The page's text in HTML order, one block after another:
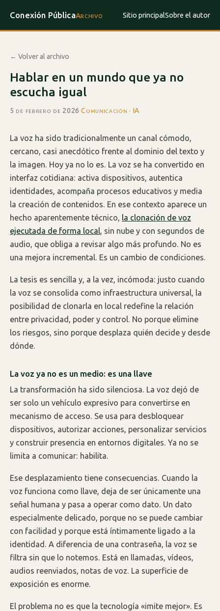
Conexión PúblicaArchivo Sitio principalSobre el autor
← Volver al archivo
Hablar en un mundo que ya no
escucha igual
5 de febrero de 2026·Comunicación · IA
La voz ha sido tradicionalmente un canal cómodo,
cercano, casi anecdótico frente al dominio del texto y
la imagen. Hoy ya no lo es. La voz se ha convertido en
interfaz cotidiana: activa dispositivos, autentica
identidades, acompaña procesos educativos y media
la creación de contenidos. En ese contexto aparece un
hecho aparentemente técnico, la clonación de voz
ejecutada de forma local, sin nube y con segundos de
audio, que obliga a revisar algo más profundo. No es
una mejora incremental. Es un cambio de condiciones.
La tesis es sencilla y, a la vez, incómoda: justo cuando
la voz se consolida como infraestructura universal, la
posibilidad de clonarla en local redefine la relación
entre privacidad, poder y control. No porque elimine
los riesgos, sino porque desplaza quién decide y desde
dónde.
La voz ya no es un medio: es una llave
La transformación ha sido silenciosa. La voz dejó de
ser solo un vehículo expresivo para convertirse en
mecanismo de acceso. Se usa para desbloquear
dispositivos, autorizar acciones, personalizar servicios
y construir presencia en entornos digitales. Ya no se
limita a comunicar: habilita.
Ese desplazamiento tiene consecuencias. Cuando la
voz funciona como llave, deja de ser únicamente una
señal humana y pasa a operar como dato. Un dato
especialmente delicado, porque no se puede cambiar
con facilidad y porque está íntimamente ligado a la
identidad. A diferencia de una contraseña, la voz se
filtra sin que lo notemos. Está en llamadas, vídeos,
audios reenviados, notas de voz. La superficie de
exposición es enorme.
El problema no es que la tecnología «imite mejor». Es